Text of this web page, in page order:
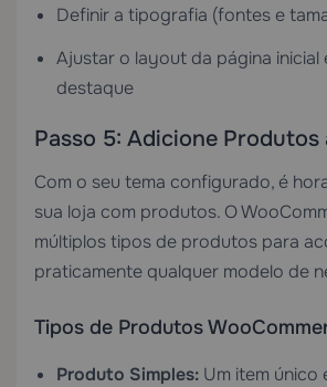
Definir a tipografia (fontes e
Ajustar o layout da página inicial
destaque
Passo 5: Adicione Produtos
Com o seu tema configurado, é
sua loja com produtos. O
múltiplos tipos de produtos para
praticamente qualquer modelo de
Tipos de Produtos
Produto Simples: Um item único